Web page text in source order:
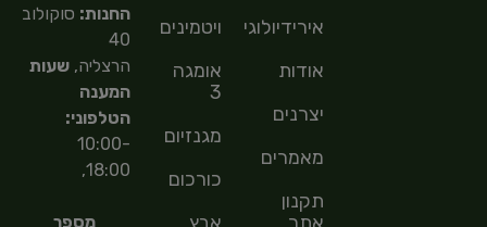
אירידיולוגיה
אודות
יצרנים
מאמרים
תקנון
ויטמינים
אומגה
3
מגנזיום
כורכום
החנות: סוקולוב
40
הרצליה,שעות
המענה
הטלפוני:
10:00-
18:00,
מספר